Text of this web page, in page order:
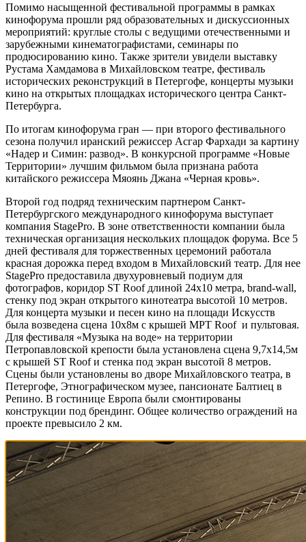
Помимо насыщенной фестивальной программы в рамках
кинофорума прошли ряд образовательных и дискуссионных
мероприятий: круглые столы с ведущими отечественными и
зарубежными кинематографистами, семинары по
продюсированию кино. Также зрители увидели выставку
Рустама Хамдамова в Михайловском театре, фестиваль
исторических реконструкций в Петергофе, концерты музыки
кино на открытых площадках исторического центра Санкт-
Петербурга.
По итогам кинофорума гран — при второго фестивального
сезона получил иранский режиссер Асгар Фархади за картину
«Надер и Симин: развод». В конкурсной программе «Новые
Территории» лучшим фильмом была признана работа
китайского режиссера Мяоянь Джана «Черная кровь».
Второй год подряд техническим партнером Санкт-
Петербургского международного кинофорума выступает
компания StagePro. В зоне ответственности компании была
техническая организация нескольких площадок форума. Все 5
дней фестиваля для торжественных церемоний работала
красная дорожка перед входом в Михайловский театр. Для нее
StagePro предоставила двухуровневый подиум для
фотографов, коридор ST Roof длиной 24х10 метра, brand-wall,
стенку под экран открытого кинотеатра высотой 10 метров.
Для концерта музыки и песен кино на площади Искусств
была возведена сцена 10х8м с крышей MPT Roof и пультовая.
Для фестиваля «Музыка на воде» на территории
Петропавловской крепости была установлена сцена 9,7х14,5м
с крышей ST Roof и стенка под экран высотой 8 метров.
Сцены были установлены во дворе Михайловского театра, в
Петергофе, Этнографическом музее, пансионате Балтиец в
Репино. В гостинице Европа были смонтированы
конструкции под брендинг. Общее количество ограждений на
проекте превысило 2 км.